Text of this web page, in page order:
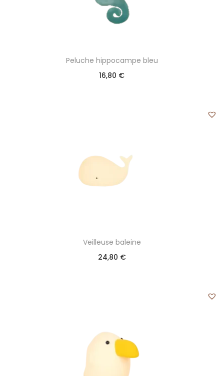
Peluche hippocampe bleu
16,80 €
Veilleuse baleine
24,80 €